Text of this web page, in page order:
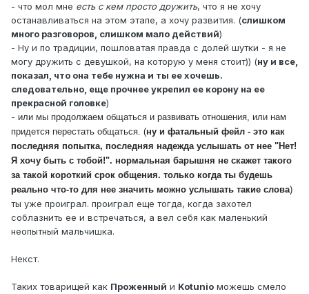
- что мол мне есть с кем просто дружить, что я не хочу
останавливаться на этом этапе, а хочу развития. (слишком
много разговоров, слишком мало действий)
- Ну и по традиции, пошловатая правда с долей шутки - я не
могу дружить с девушкой, на которую у меня стоит)) (ну и все,
показал, что она тебе нужна и ты ее хочешь.
следовательно, еще прочнее укрепил ее корону на ее
прекрасной головке)
- или мы продолжаем общаться и развивать отношения, или нам
придется перестать общаться. (ну и фатальный фейл - это как
последняя попытка, последняя надежда услышать от нее "Нет!
Я хочу быть с тобой!". нормальная барышня не скажет такого
за такой короткий срок общения. только когда ты будешь
реально что-то для нее значить можно услышать такие слова)
ты уже проиграл. проиграл еще тогда, когда захотел
соблазнить ее и встречаться, а вел себя как маленький
неопытный мальчишка.
Некст.
Таких товарищей как Проженный и Kotunio можешь смело